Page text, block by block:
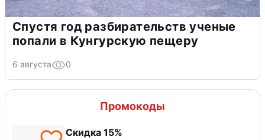
Спустя год разбирательств ученые
попали в Кунгурскую пещеру
6 августа 0
Промокоды
Скидка 15%